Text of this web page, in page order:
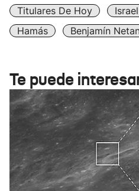
Titulares De Hoy
Israel
Hamás
Benjamín
Te puede